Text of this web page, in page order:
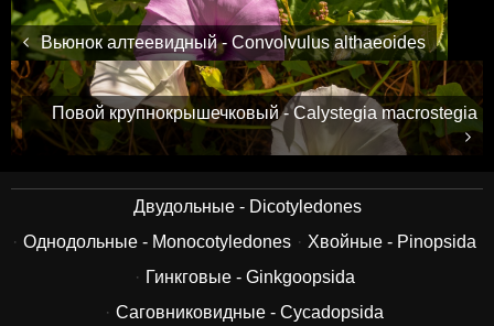
Вьюнок алтеевидный - Convolvulus althaeoides
Повой крупнокрышечковый - Calystegia macrostegia
Двудольные - Dicotyledones
Однодольные - Monocotyledones
Хвойные - Pinopsida
Гинкговые - Ginkgoopsida
Саговниковидные - Cycadopsida